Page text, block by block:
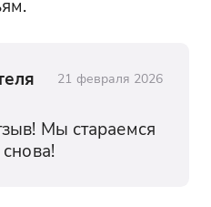
21 февраля 2026
Мы стараемся